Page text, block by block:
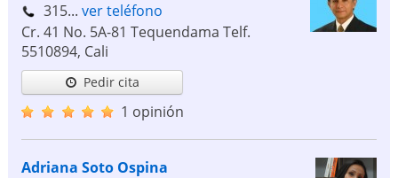
315... ver teléfono
Cr. 41 No. 5A-81 Tequendama Telf.
5510894, Cali
Pedir cita
1 opinión
Adriana Soto Ospina